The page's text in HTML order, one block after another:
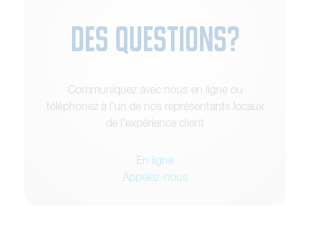
Des questions?
Communiquez avec nous en ligne ou
téléphonez à l’un de nos représentants locaux
de l’expérience client
En ligne
Appelez-nous